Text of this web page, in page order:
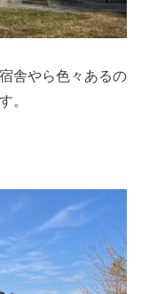
舎やら色々あるの
。